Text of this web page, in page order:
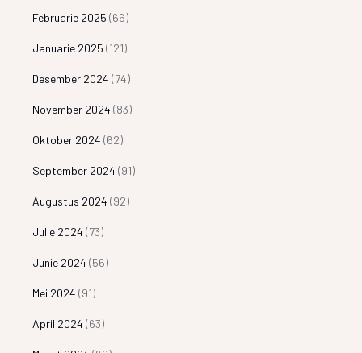
Februarie 2025 (66)
Januarie 2025 (121)
Desember 2024 (74)
November 2024 (83)
Oktober 2024 (62)
September 2024 (91)
Augustus 2024 (92)
Julie 2024 (73)
Junie 2024 (56)
Mei 2024 (91)
April 2024 (63)